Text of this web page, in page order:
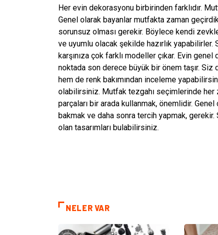
Her evin dekorasyonu birbirinden farklıdır.
Genel olarak bayanlar mutfakta zaman
sorunsuz olması gerekir. Böylece kendi
ve uyumlu olacak şekilde hazırlık
karşınıza çok farklı modeller çıkar. Evin
noktada son derece büyük bir önem taşır.
hem de renk bakımından inceleme
olabilirsiniz. Mutfak tezgahı seçimlerinde
parçaları bir arada kullanmak, önemlidir.
bakmak ve daha sonra tercih yapmak,
olan tasarımları bulabilirsiniz.
NELER VAR